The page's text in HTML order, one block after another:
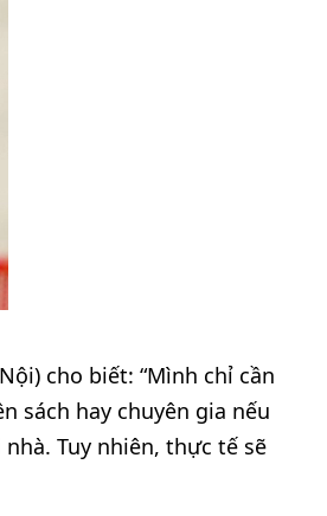
cho biết: “Mình chỉ cần
sách hay chuyên gia nếu
Tuy nhiên, thực tế sẽ